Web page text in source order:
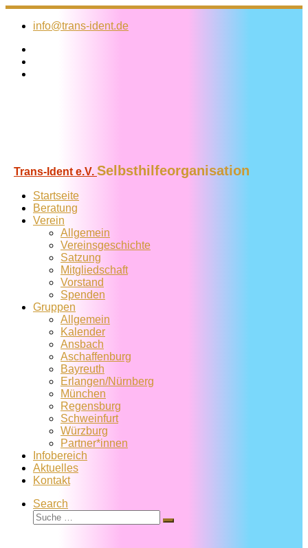
Zum
Inhalt
info@trans-ident.de
Trans-Ident e.V. Selbsthilfeorganisation
Startseite
Beratung
Verein
Allgemein
Vereins­geschichte
Satzung
Mitglied­schaft
Vorstand
Spenden
Gruppen
Allgemein
Kalender
Ansbach
Aschaffenburg
Bayreuth
Erlangen/Nürnberg
München
Regensburg
Schweinfurt
Würzburg
Partner*innen
Infobereich
Aktuelles
Kontakt
Search
Suche
Suche